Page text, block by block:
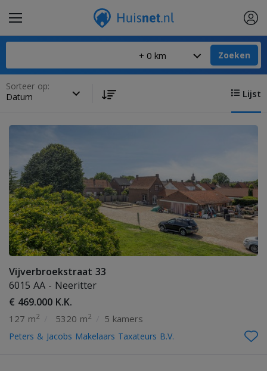
Zoeken
Sorteer op:
Lijst
Vijverbroekstraat 33
6015 AA - Neeritter
€ 469.000 K.K.
127 m2 5320 m2 5 kamers
Peters & Jacobs Makelaars Taxateurs B.V.